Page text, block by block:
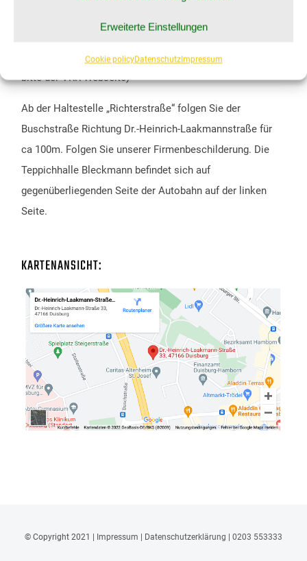
Erweiterte Einstellungen
Cookie policyDatenschutzImpressum
(Um eine genaue Busverbindung zu ermitteln folgen Sie
bitte derVRR-Webseite)
Ab der Haltestelle „Richterstraße“ folgen Sie der
Buschstraße Richtung Dr.-Heinrich-Laakmannstraße für
ca 100m. Folgen Sie unserer Firmenbeschilderung. Die
Teppichhalle Bleckmann befindet sich auf
gegenüberliegenden Seite der Autobahn auf der linken
Seite.
KARTENANSICHT:
© Copyright 2021 | Impressum Datenschutzerklärung 0203 553333